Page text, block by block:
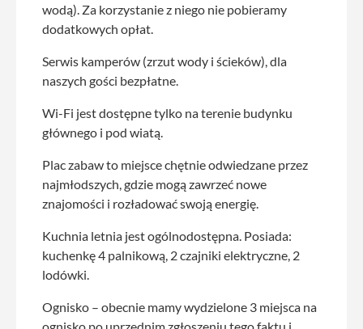
wodą). Za korzystanie z niego nie pobieramy
dodatkowych opłat.
Serwis kamperów (zrzut wody i ścieków), dla
naszych gości bezpłatne.
Wi-Fi jest dostępne tylko na terenie budynku
głównego i pod wiatą.
Plac zabaw to miejsce chętnie odwiedzane przez
najmłodszych, gdzie mogą zawrzeć nowe
znajomości i rozładować swoją energię.
Kuchnia letnia jest ogólnodostępna. Posiada:
kuchenkę 4 palnikową, 2 czajniki elektryczne, 2
lodówki.
Ognisko – obecnie mamy wydzielone 3 miejsca na